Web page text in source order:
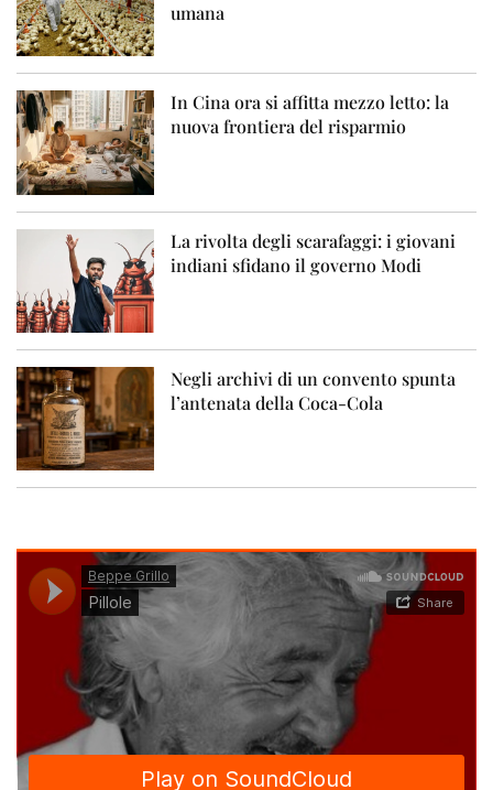
umana
In Cina ora si affitta mezzo letto: la
nuova frontiera del risparmio
La rivolta degli scarafaggi: i giovani
indiani sfidano il governo Modi
Negli archivi di un convento spunta
l’antenata della Coca-Cola